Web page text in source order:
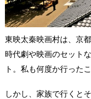
東映太秦映画村は、京
時代劇や映画のセット
ト。私も何度か行った
しかし、家族で行くと